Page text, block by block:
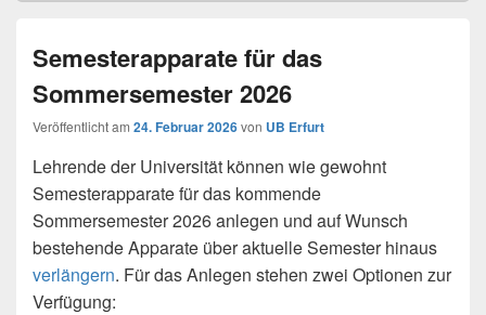
Semesterapparate für das
Sommersemester 2026
Veröffentlicht am 24. Februar 2026von UB Erfurt
Lehrende der Universität können wie gewohnt
Semesterapparate für das kommende
Sommersemester 2026 anlegen und auf Wunsch
bestehende Apparate über aktuelle Semester hinaus
verlängern. Für das Anlegen stehen zwei Optionen zur
Verfügung: